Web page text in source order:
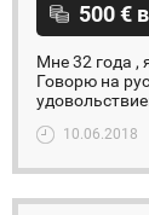
500 €
Мне 32 года ,
Говорю на
10.06.2018